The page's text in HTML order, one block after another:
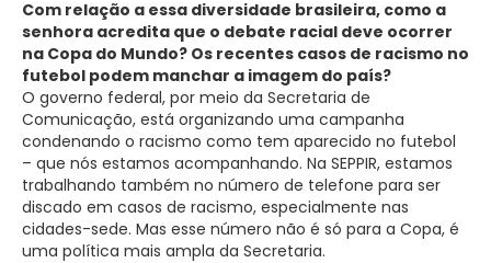
Com relação a essa diversidade brasileira, como a
senhora acredita que o debate racial deve ocorrer
na Copa do Mundo? Os recentes casos de racismo no
futebol podem manchar a imagem do país?
O governo federal, por meio da Secretaria de
Comunicação, está organizando uma campanha
condenando o racismo como tem aparecido no futebol
– que nós estamos acompanhando. Na SEPPIR, estamos
trabalhando também no número de telefone para ser
discado em casos de racismo, especialmente nas
cidades-sede. Mas esse número não é só para a Copa, é
uma política mais ampla da Secretaria.